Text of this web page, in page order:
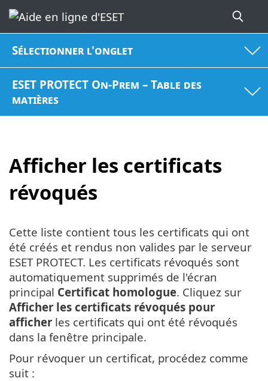
Sélectionner l'onglet
ESET PROTECT On-Prem – Table des
matières
Afficher les certificats
révoqués
Cette liste contient tous les certificats qui ont
été créés et rendus non valides par le serveur
ESET PROTECT. Les certificats révoqués sont
automatiquement supprimés de l'écran
principal Certificat homologue. Cliquez sur
Afficher les certificats révoqués pour
afficher les certificats qui ont été révoqués
dans la fenêtre principale.
Pour révoquer un certificat, procédez comme
suit :